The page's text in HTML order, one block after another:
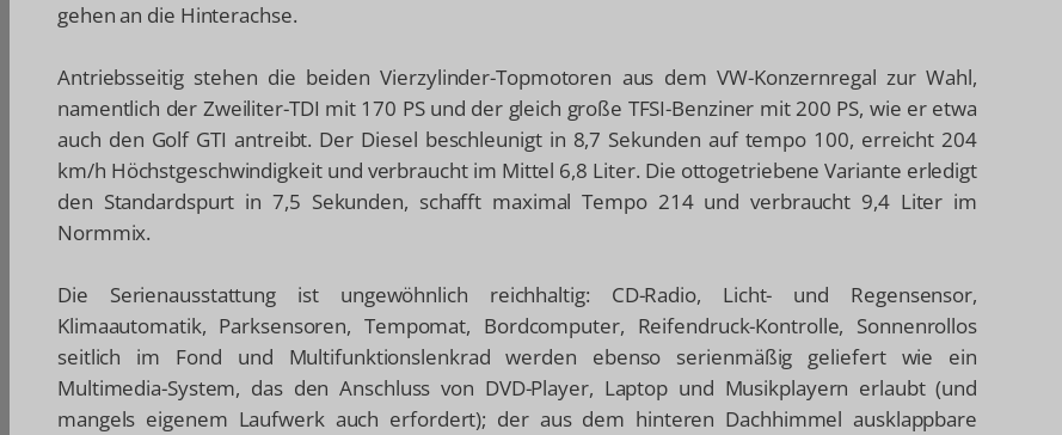
gehen an die Hinterachse.
Antriebsseitig stehen die beiden Vierzylinder-Topmotoren aus dem VW-Konzernregal zur Wahl,
namentlich der Zweiliter-TDI mit 170 PS und der gleich große TFSI-Benziner mit 200 PS, wie er etwa
auch den Golf GTI antreibt. Der Diesel beschleunigt in 8,7 Sekunden auf tempo 100, erreicht 204
km/h Höchstgeschwindigkeit und verbraucht im Mittel 6,8 Liter. Die ottogetriebene Variante erledigt
den Standardspurt in 7,5 Sekunden, schafft maximal Tempo 214 und verbraucht 9,4 Liter im
Normmix.
Die Serienausstattung ist ungewöhnlich reichhaltig: CD-Radio, Licht- und Regensensor,
Klimaautomatik, Parksensoren, Tempomat, Bordcomputer, Reifendruck-Kontrolle, Sonnenrollos
seitlich im Fond und Multifunktionslenkrad werden ebenso serienmäßig geliefert wie ein
Multimedia-System, das den Anschluss von DVD-Player, Laptop und Musikplayern erlaubt (und
mangels eigenem Laufwerk auch erfordert); der aus dem hinteren Dachhimmel ausklappbare